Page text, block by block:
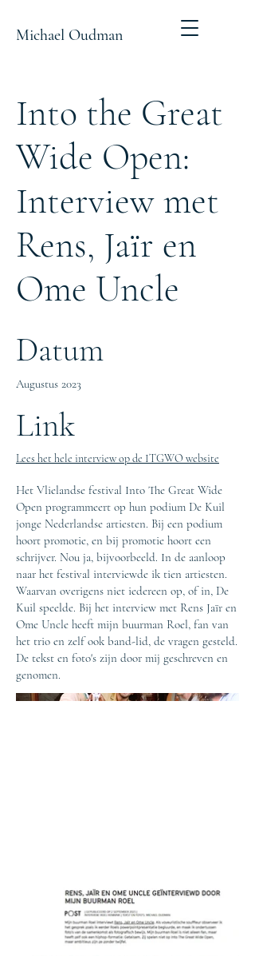
Michael Oudman
Into the Great
Wide Open:
Interview met
Rens, Jaïr en
Ome Uncle
Datum
Augustus 2023
Link
Lees het hele interview op de ITGWO website
Het Vlielandse festival Into The Great Wide
Open programmeert op hun podium De Kuil
jonge Nederlandse artiesten. Bij een podium
hoort promotie, en bij promotie hoort een
schrijver. Nou ja, bijvoorbeeld. In de aanloop
naar het festival interviewde ik tien artiesten.
Waarvan overigens niet iedereen op, of in, De
Kuil speelde. Bij het interview met Rens Jaïr en
Ome Uncle heeft mijn buurman Roel, fan van
het trio en zelf ook band-lid, de vragen gesteld.
De tekst en foto's zijn door mij geschreven en
genomen.